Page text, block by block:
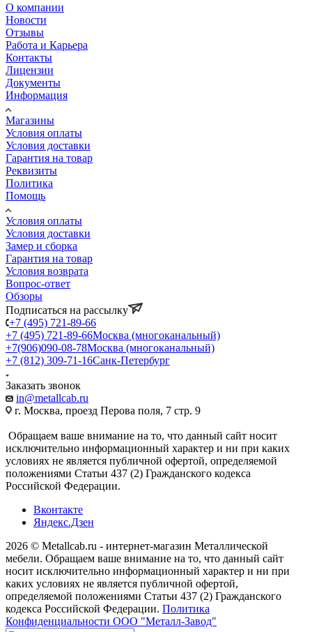
О компании
Новости
Отзывы
Работа и Карьера
Контакты
Лицензии
Документы
Информация
Магазины
Условия оплаты
Условия доставки
Гарантия на товар
Реквизиты
Политика
Помощь
Условия оплаты
Условия доставки
Замер и сборка
Гарантия на товар
Условия возврата
Вопрос-ответ
Обзоры
Подписаться на рассылку
+7 (495) 721-89-66
+7 (495) 721-89-66Москва (многоканальный)
+7(906)090-08-78Москва (многоканальный)
+7 (812) 309-71-16Санк-Петербург
Заказать звонок
in@metallcab.ru
г. Москва, проезд Перова поля, 7 стр. 9
Обращаем ваше внимание на то, что данный сайт носит
исключительно информационный характер и ни при каких
условиях не является публичной офертой, определяемой
положениями Статьи 437 (2) Гражданского кодекса
Российской Федерации.
Вконтакте
Яндекс.Дзен
2026 © Metallcab.ru - интернет-магазин Металлической
мебели. Обращаем ваше внимание на то, что данный сайт
носит исключительно информационный характер и ни при
каких условиях не является публичной офертой,
определяемой положениями Статьи 437 (2) Гражданского
кодекса Российской Федерации. Политика
Конфиденциальности ООО "Металл-Завод"